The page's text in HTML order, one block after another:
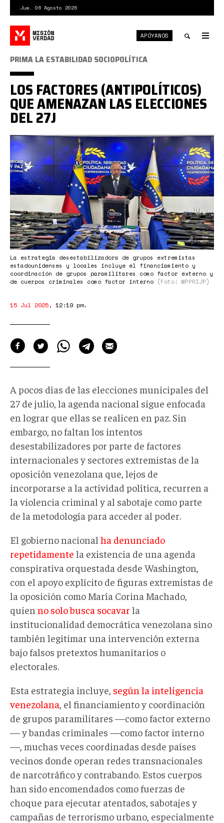
contenido
principal
Jue. 06 Agosto 2026
APÓYANOS
diosdado
armas
decomisadas.jpg
La estrategia desestabilizadora de grupos extremistas
estadounidenses y locales incluye el financiamiento y
coordinación de grupos paramilitares como factor externo y
de cuerpos criminales como factor interno (Foto: MPPRIJP)
PRIMA LA ESTABILIDAD SOCIOPOLÍTICA
LOS FACTORES (ANTIPOLÍTICOS)
QUE AMENAZAN LAS ELECCIONES
DEL 27J
15 Jul 2025, 12:19 pm.
A pocos días de las elecciones municipales del
27 de julio, la agenda nacional sigue enfocada
en lograr que ellas se realicen en paz. Sin
embargo, no faltan los intentos
desestabilizadores por parte de factores
internacionales y sectores extremistas de la
oposición venezolana que, lejos de
incorporarse a la actividad política, recurren a
la violencia criminal y al sabotaje como parte
de la metodología para acceder al poder.
El gobierno nacional ha denunciado
repetidamente la existencia de una agenda
conspirativa orquestada desde Washington,
con el apoyo explícito de figuras extremistas de
la oposición como María Corina Machado,
quien no solo busca socavar la
institucionalidad democrática venezolana sino
también legitimar una intervención externa
bajo falsos pretextos humanitarios o
electorales.
Esta estrategia incluye, según la inteligencia
venezolana , el financiamiento y coordinación
de grupos paramilitares —como factor externo
— y bandas criminales —como factor interno
—, muchas veces coordinadas desde países
vecinos donde operan redes transnacionales
de narcotráfico y contrabando. Estos cuerpos
han sido encomendados como fuerzas de
choque para ejecutar atentados, sabotajes y
campañas de terrorismo urbano, especialmente